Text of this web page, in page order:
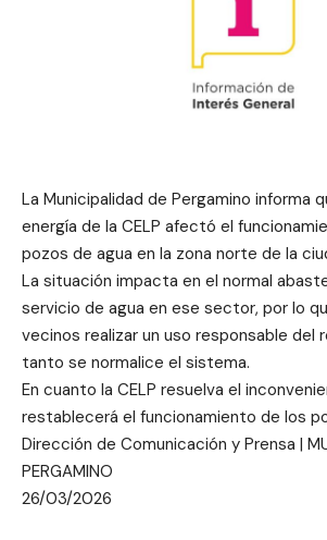
La Municipalidad de Pergamino informa
energía de la CELP afectó el
pozos de agua en la zona norte de la
La situación impacta en el normal
servicio de agua en ese sector, por lo
vecinos realizar un uso responsable del
tanto se normalice el sistema.
En cuanto la CELP resuelva el
restablecerá el funcionamiento de los
Dirección de Comunicación y Prensa |
PERGAMINO
26/03/2026